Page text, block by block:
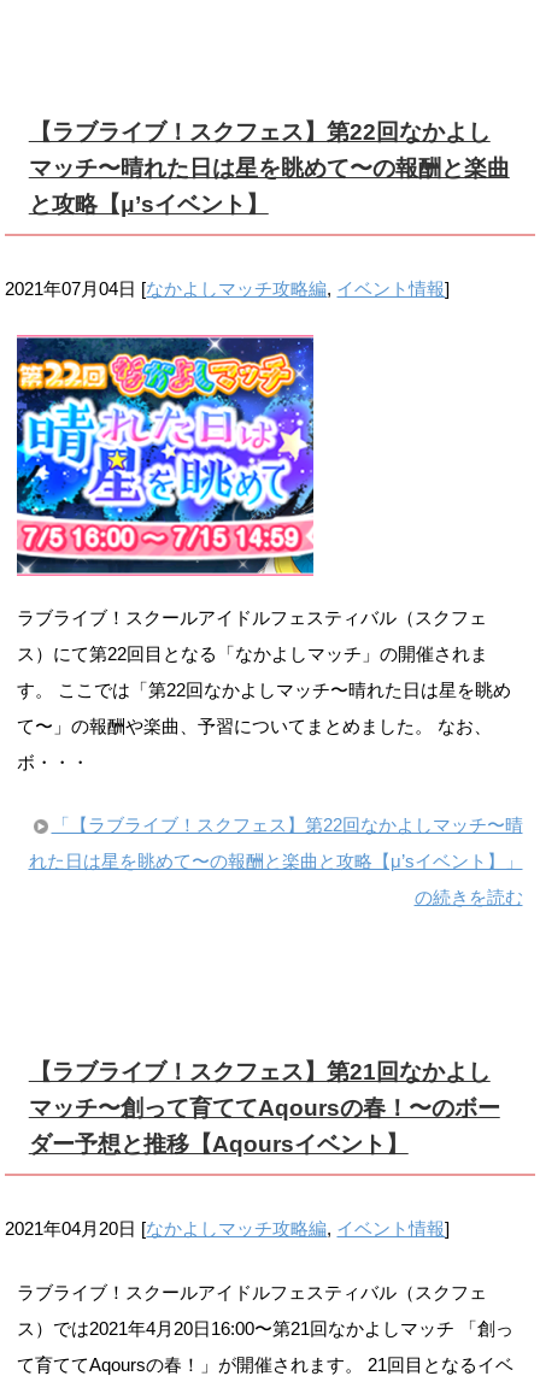
【ラブライブ！スクフェス】第22回なかよし
マッチ〜晴れた日は星を眺めて〜の報酬と楽曲
と攻略【μ’sイベント】
2021年07月04日 [なかよしマッチ攻略編, イベント情報]
ラブライブ！スクールアイドルフェスティバル（スクフェ
ス）にて第22回目となる「なかよしマッチ」の開催されま
す。 ここでは「第22回なかよしマッチ〜晴れた日は星を眺め
て〜」の報酬や楽曲、予習についてまとめました。 なお、
ボ・・・
「【ラブライブ！スクフェス】第22回なかよしマッチ〜晴
れた日は星を眺めて〜の報酬と楽曲と攻略【μ’sイベント】」
の続きを読む
【ラブライブ！スクフェス】第21回なかよし
マッチ〜創って育ててAqoursの春！〜のボー
ダー予想と推移【Aqoursイベント】
2021年04月20日 [なかよしマッチ攻略編, イベント情報]
ラブライブ！スクールアイドルフェスティバル（スクフェ
ス）では2021年4月20日16:00〜第21回なかよしマッチ 「創っ
て育ててAqoursの春！」が開催されます。 21回目となるイベ